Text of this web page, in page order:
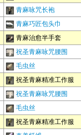
青麻咏咒长袍
青麻巧匠包头巾
青麻治愈半手套
祝圣青麻咏咒腰围
毛虫丝
祝圣青麻精准工作服
祝圣青麻咏咒腰围
毛虫丝
祝圣青麻精准工作服